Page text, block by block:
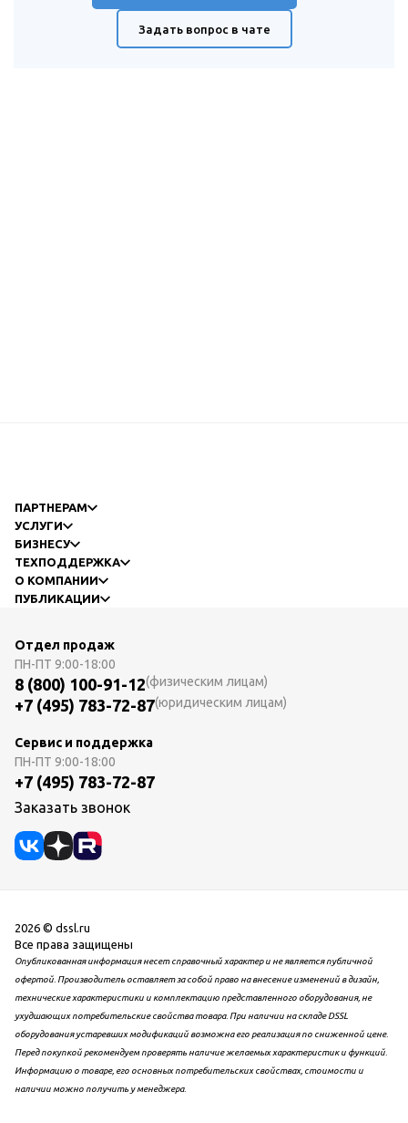
Задать вопрос в чате
ПАРТНЕРАМ
УСЛУГИ
БИЗНЕСУ
ТЕХПОДДЕРЖКА
О КОМПАНИИ
ПУБЛИКАЦИИ
Отдел продаж
ПН-ПТ 9:00-18:00
8 (800) 100-91-12(физическим лицам)
+7 (495) 783-72-87(юридическим лицам)
Сервис и поддержка
ПН-ПТ 9:00-18:00
+7 (495) 783-72-87
Заказать звонок
2026 © dssl.ru
Все права защищены
Опубликованная информация несет справочный характер и не является публичной
офертой. Производитель оставляет за собой право на внесение изменений в дизайн,
технические характеристики и комплектацию представленного оборудования, не
ухудшающих потребительские свойства товара. При наличии на складе DSSL
оборудования устаревших модификаций возможна его реализация по сниженной цене.
Перед покупкой рекомендуем проверять наличие желаемых характеристик и функций.
Информацию о товаре, его основных потребительских свойствах, стоимости и
наличии можно получить у менеджера.